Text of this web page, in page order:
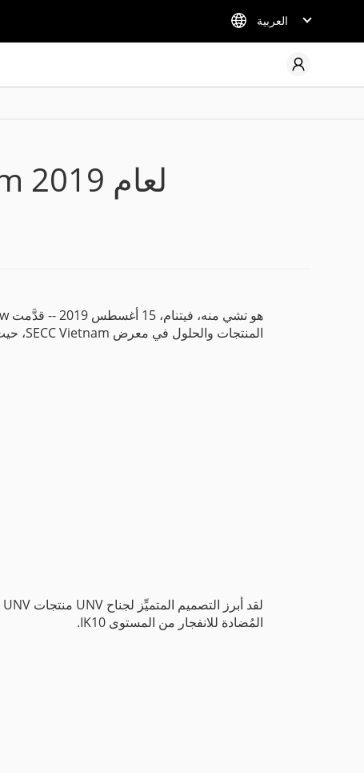
العربية
Uniview في معرض Secutech Vietnam لعام 2019
المنتجات والحلول في معرض SECC Vietnam، حيث قدَّمت أحدث منتجاتنا وتطوّراتنا التقنية.
المُضادة للانفجار من المستوى IK10.